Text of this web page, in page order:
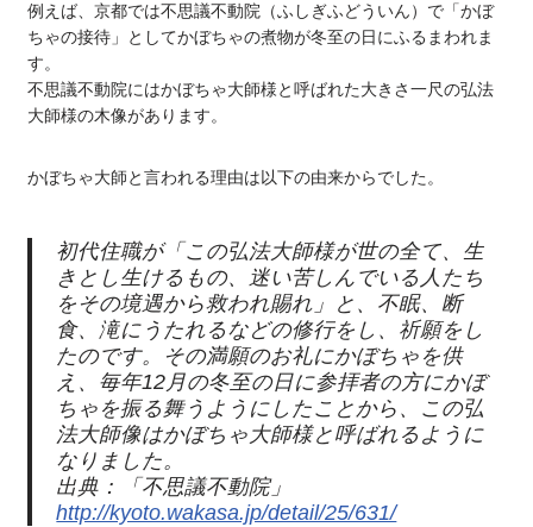
例えば、京都では不思議不動院（ふしぎふどういん）で「かぼ
ちゃの接待」としてかぼちゃの煮物が冬至の日にふるまわれま
す。
不思議不動院にはかぼちゃ大師様と呼ばれた大きさ一尺の弘法
大師様の木像があります。
かぼちゃ大師と言われる理由は以下の由来からでした。
初代住職が「この弘法大師様が世の全て、生
きとし生けるもの、迷い苦しんでいる人たち
をその境遇から救われ賜れ」と、不眠、断
食、滝にうたれるなどの修行をし、祈願をし
たのです。その満願のお礼にかぼちゃを供
え、毎年12月の冬至の日に参拝者の方にかぼ
ちゃを振る舞うようにしたことから、この弘
法大師像はかぼちゃ大師様と呼ばれるように
なりました。
出典：「不思議不動院」
http://kyoto.wakasa.jp/detail/25/631/